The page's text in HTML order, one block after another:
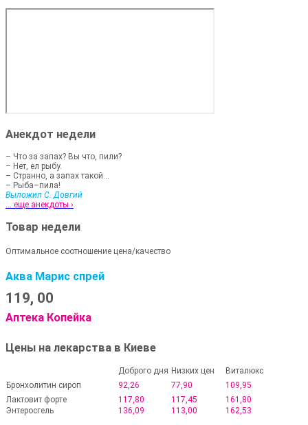
Анекдот недели
– Что за запах? Вы что, пили?
– Нет, ел рыбу.
– Странно, а запах такой...
– Рыба–пила!
Выложил С. Довгий
... еще анекдоты ›
Товар недели
Оптимальное соотношение цена/качество
Аква Марис спрей
119, 00
Аптека Копейка
Цены на лекарства в Киеве
Доброго дня Низких цен
Виталюкс
Бронхолитин сироп
92,26 77,90
109,95
Лактовит форте
117,80 117,45
161,80
Энтеросгель
136,09 113,00 162,53